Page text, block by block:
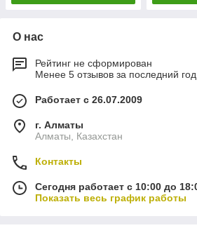
О нас
Рейтинг не сформирован
Менее 5 отзывов за последний год
Работает с 26.07.2009
г. Алматы
Алматы, Казахстан
Контакты
Сегодня работает с 10:00 до
Показать весь график работы